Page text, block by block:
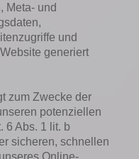
Meta- und
und
generiert
zum Zwecke der
potenziellen
6 Abs. 1 lit. b
sicheren, schnellen
Online-